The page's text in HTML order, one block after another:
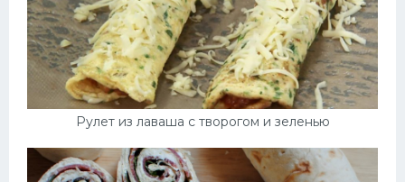
Рулет из лаваша с творогом и зеленью